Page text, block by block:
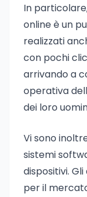
In
online è un
realizzati
con pochi
arrivando a
operativa
dei loro
Vi sono
sistemi
dispositivi.
per il